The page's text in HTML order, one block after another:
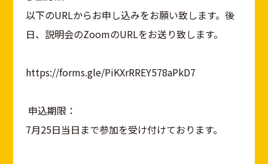
以下のURLからお申し込みをお願い致します。後
日、説明会のZoomのURLをお送り致します。
https://forms.gle/PiKXrRREY578aPkD7
申込期限：
7月25日当日まで参加を受け付けております。